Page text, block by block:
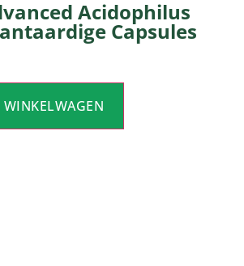
Acidophilus
Capsules